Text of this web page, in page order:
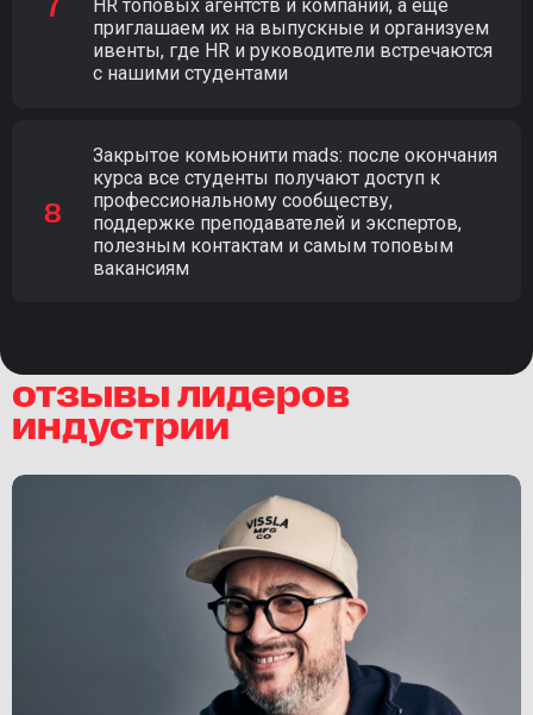
HR топовых агентств и компаний, а еще
приглашаем их на выпускные и организуем
ивенты, где HR и руководители встречаются
с нашими студентами
Закрытое комьюнити mads: после окончания
курса все студенты получают доступ к
профессиональному сообществу,
поддержке преподавателей и экспертов,
полезным контактам и самым топовым
вакансиям
отзывы лидеров
индустрии